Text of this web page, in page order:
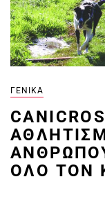
ΓΕΝΙΚΆ
ΌΛΟ ΤΟΝ